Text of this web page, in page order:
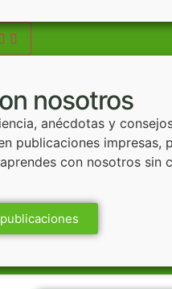
nosotros
anécdotas y
publicaciones impresas,
con nosotros sin